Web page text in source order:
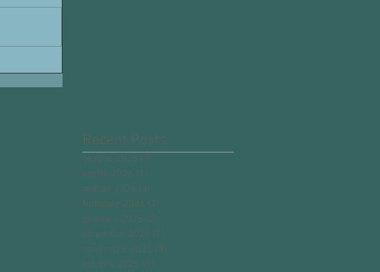
Recent Posts
giugno 2026 (7)
aprile 2026 (1)
marzo 2026 (4)
febbraio 2026 (2)
gennaio 2026 (2)
dicembre 2025 (7)
novembre 2025 (3)
ottobre 2025 (1)